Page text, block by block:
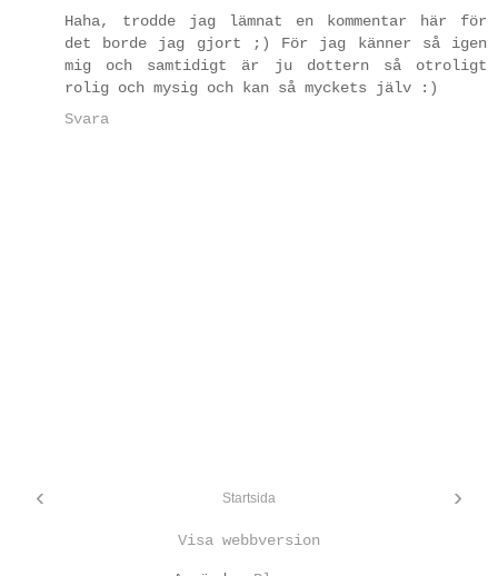
Haha, trodde jag lämnat en kommentar här för
det borde jag gjort ;) För jag känner så igen
mig och samtidigt är ju dottern så otroligt
rolig och mysig och kan så myckets jälv :)
Svara
‹ ›
Startsida
Visa webbversion